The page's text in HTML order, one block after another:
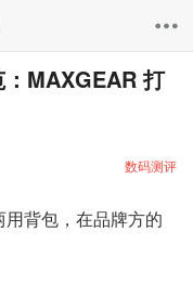
MAXGEAR 打
数码测评
背包，在品牌方的